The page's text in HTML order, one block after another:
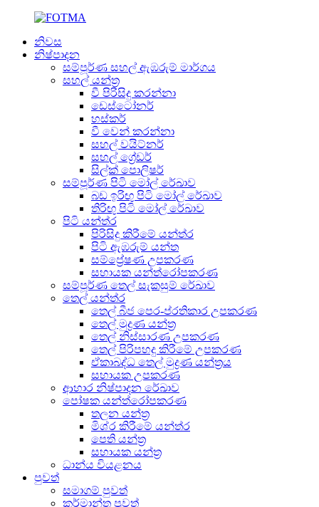
නිවස
නිෂ්පාදන
සම්පූර්ණ සහල් ඇඹරුම් මාර්ගය
සහල් යන්ත්‍ර
වී පිරිසිදු කරන්නා
ඩෙස්ටෝනර්
හස්කර්
වී වෙන් කරන්නා
සහල් වයිට්නර්
සහල් ග්‍රේඩර්
සිල්ක් පොලිෂර්
සම්පූර්ණ පිටි මෝල් රේඛාව
බඩ ඉරිඟු පිටි මෝල් රේඛාව
තිරිඟු පිටි මෝල් රේඛාව
පිටි යන්ත්ර
පිරිසිදු කිරීමේ යන්ත්ර
පිටි ඇඹරුම් යන්ත
සම්ප්‍රේෂණ උපකරණ
සහායක යන්ත්රෝපකරණ
සම්පූර්ණ තෙල් සැකසුම් රේඛාව
තෙල් යන්ත්ර
තෙල් බීජ පෙර-ප්රතිකාර උපකරණ
තෙල් මුද්‍රණ යන්ත්‍ර
තෙල් නිස්සාරණ උපකරණ
තෙල් පිරිපහදු කිරීමේ උපකරණ
ඒකාබද්ධ තෙල් මුද්‍රණ යන්ත්‍රය
සහායක උපකරණ
ආහාර නිෂ්පාදන රේඛාව
පෝෂක යන්ත්රෝපකරණ
තලන යන්ත්‍ර
මිශ්ර කිරීමේ යන්ත්ර
පෙති යන්ත්‍ර
සහායක යන්ත්‍ර
ධාන්ය වියළනය
පුවත්
සමාගම් පුවත්
කර්මාන්ත පුවත්